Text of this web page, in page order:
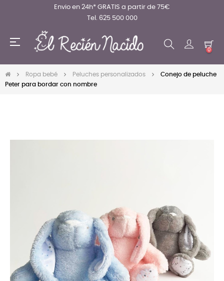
Envio en 24h* GRATIS a partir de 75€
Tel. 625 500 000
Navegación
☰
0
Ropa bebé Peluches personalizados
Conejo de peluche
Peter para bordar con nombre